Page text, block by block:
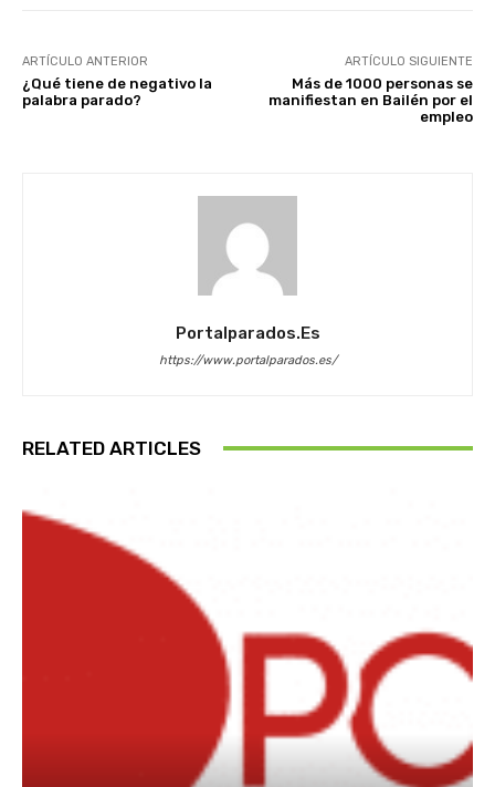
ARTÍCULO ANTERIOR
¿Qué tiene de negativo la
palabra parado?
ARTÍCULO SIGUIENTE
Más de 1000 personas se
manifiestan en Bailén por el
empleo
Portalparados.es
https://www.portalparados.es/
RELATED ARTICLES